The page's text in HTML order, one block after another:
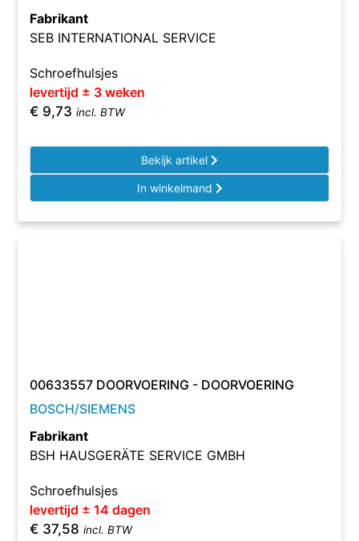
Fabrikant
SEB INTERNATIONAL SERVICE
Schroefhulsjes
levertijd ± 3 weken
€ 9,73 incl. BTW
Bekijk artikel
In winkelmand
00633557 DOORVOERING - DOORVOERING
BOSCH/SIEMENS
Fabrikant
BSH HAUSGERÄTE SERVICE GMBH
Schroefhulsjes
levertijd ± 14 dagen
€ 37,58 incl. BTW